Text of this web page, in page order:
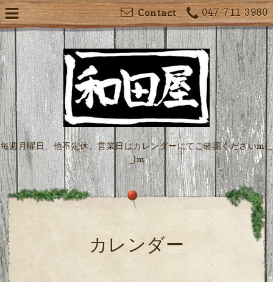
047-711-3980
Contact
毎週月曜日、他不定休。営業日はカレンダーにてご確認くださいm(_
_)m
カレンダー